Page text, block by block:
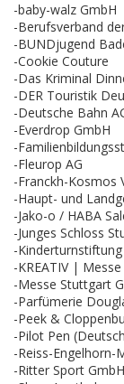
-baby-walz GmbH
-Berufsverband
-BUNDjugend
-Cookie Couture
-Das Kriminal
-DER Touristik
-Deutsche Bahn
-Everdrop GmbH
-
-Fleurop AG
-Franckh-Kosmos
-Haupt- und
-Jako-o / HABA
-Junges Schloss
-
-KREATIV |
-Messe Stuttgart
-Parfümerie
-Peek &
-Pilot Pen
-Reiss-Engelhorn-
-Ritter Sport